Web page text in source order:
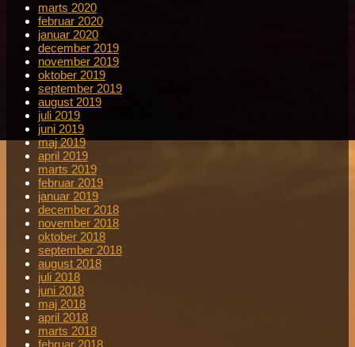
marts 2020
februar 2020
januar 2020
december 2019
november 2019
oktober 2019
september 2019
august 2019
juli 2019
juni 2019
maj 2019
april 2019
marts 2019
februar 2019
januar 2019
december 2018
november 2018
oktober 2018
september 2018
august 2018
juli 2018
juni 2018
maj 2018
april 2018
marts 2018